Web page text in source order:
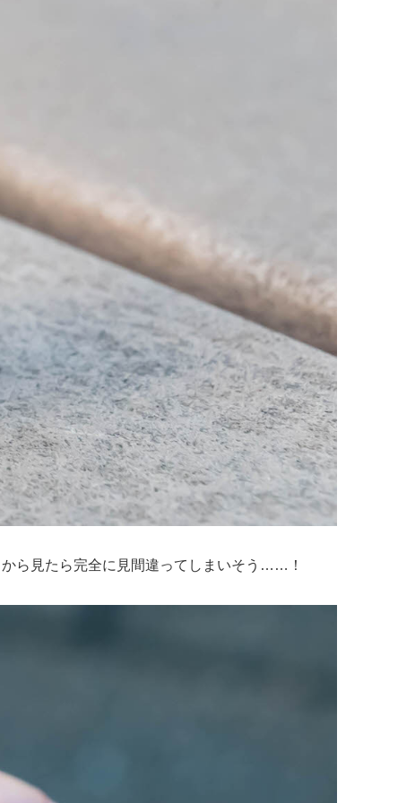
ら見たら完全に見間違ってしまいそう……！